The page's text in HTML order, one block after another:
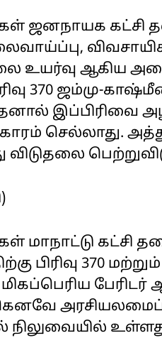
ஜனநாயக கட்சி
உயர்வு ஆகிய
370 ஜம்மு-
இப்பிரிவை
செல்லாது.
விடுதலை
மாநாட்டு கட்சி
பிரிவு 370
உள்ளது